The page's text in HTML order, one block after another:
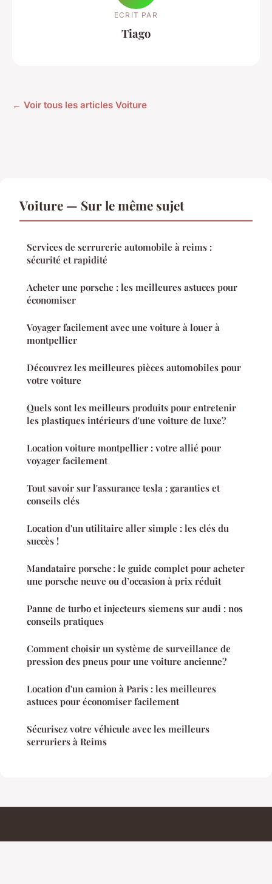
ECRIT PAR
Tiago
← Voir tous les articles Voiture
Voiture — Sur le même sujet
Services de serrurerie automobile à reims :
sécurité et rapidité
Acheter une porsche : les meilleures astuces pour
économiser
Voyager facilement avec une voiture à louer à
montpellier
Découvrez les meilleures pièces automobiles pour
votre voiture
Quels sont les meilleurs produits pour entretenir
les plastiques intérieurs d'une voiture de luxe?
Location voiture montpellier : votre allié pour
voyager facilement
Tout savoir sur l'assurance tesla : garanties et
conseils clés
Location d'un utilitaire aller simple : les clés du
succès !
Mandataire porsche : le guide complet pour acheter
une porsche neuve ou d’occasion à prix réduit
Panne de turbo et injecteurs siemens sur audi : nos
conseils pratiques
Comment choisir un système de surveillance de
pression des pneus pour une voiture ancienne?
Location d'un camion à Paris : les meilleures
astuces pour économiser facilement
Sécurisez votre véhicule avec les meilleurs
serruriers à Reims
Permisdeconduires